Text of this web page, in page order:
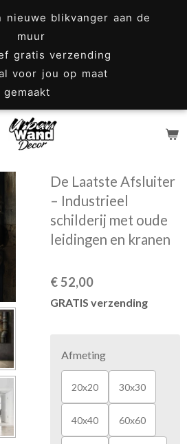
nieuwe blikvanger aan de
muur
gratis verzending
voor jou op maat
gemaakt
De Laatste Afsluiter
– Industrieel
schilderij met oude
leidingen en kranen
€ 52,00
GRATIS verzending
Afmeting
20x20 30x30
40x40 60x60